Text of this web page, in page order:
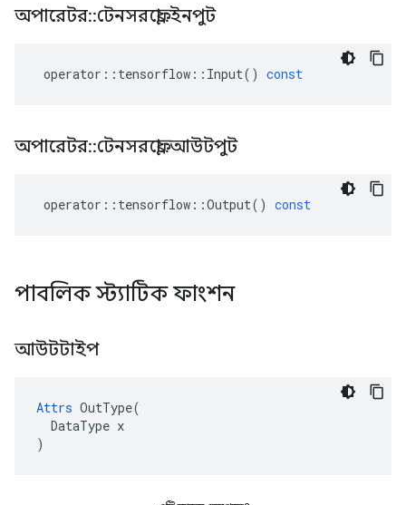
অপারেটর::টেনসরফ্লো::ইনপুট
operator :: tensorflow :: Input() const
অপারেটর::টেনসরফ্লো::আউটপুট
operator :: tensorflow ::Output() const
পাবলিক স্ট্যাটিক ফাংশন
আউটটাইপ
Attrs OutType(
  DataType x
)